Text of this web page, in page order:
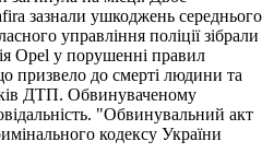
зазнали ушкоджень середнього
управління поліції зібрали
Opel у порушенні правил
призвело до смерті людини та
ДТП. Обвинуваченому
"Обвинувальний акт
кодексу України